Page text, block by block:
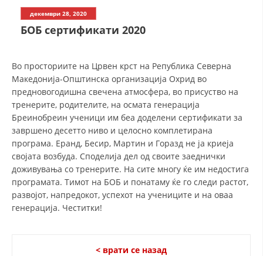
СТРУКТУРА НА ОРГАНИЗАЦИЈАТА
ЧЛЕНСТВО ВО ПРОФЕСИОНАЛНИ ТЕЛА
СТАТУТ НА ЦКРМ
ОРГАНИЗАЦИЈА И РАЗВОЈ
СОБРАНИЕ
декември 28, 2020
БОБ сертификати 2020
Во просториите на Црвен крст на Република Северна
Македонија-Општинска организација Охрид во
предновогодишна свечена атмосфера, во присуство на
тренерите, родителите, на осмата генерација
Бреинобреин ученици им беа доделени сертификати за
завршено десетто ниво и целосно комплетирана
програма. Еранд, Бесир, Мартин и Горазд не ја криеја
својата возбуда. Споделија дел од своите заеднички
доживувања со тренерите. На сите многу ќе им недостига
програмата. Тимот на БОБ и понатаму ќе го следи растот,
развојот, напредокот, успехот на учениците и на оваа
генерација. Честитки!
< врати се назад